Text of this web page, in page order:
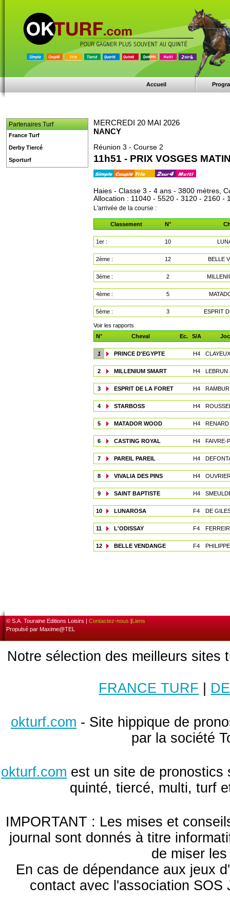
Accueil
MERCREDI 20 MAI 2026
NANCY
Réunion 3 - Course 2
11h51 - PRIX VOSGES
Haies - Classe 3 - 4 ans - 3800 mètres,
Allocation : 11040 - 5520 - 3120 - 2160 -
L'arrivée de la course :
Classement N°
1er : 10
2ème : 12 BELLE
3ème : 2
4ème : 5
5ème : 3 ESPRIT
Voir les rapports
N°
Cheval Ec. S/A
1 PRINCE D'EGYPTE H4
2 MILLENIUM SMART H4 LEBRUN
3 ESPRIT DE LA FORET H4
4 STARBOSS H4
5 MATADOR WOOD H4 RENARD
6 CASTING ROYAL H4 FAIVRE-
7 PAREIL PAREIL H4
8 VIVALIA DES PINS H4
9 SAINT BAPTISTE H4
10 LUNAROSA F4 DE
11 L'ODISSAY F4
12 BELLE VENDANGE F4
Partenaires Turf
France Turf
Derby Tiercé
Sporturf
© S.A. Touraine Editions Loisirs | Contactez-nous |Liens
Propulsé par Maxime@TEL
Notre sélection des meilleurs sites
FRANCE TURF
okturf.com - Site hippique de
par la société
okturf.com est un site de pronostics
quinté, tiercé, multi, turf
IMPORTANT : Les mises et
journal sont donnés à titre
de miser
En cas de dépendance aux jeux
contact avec l'association